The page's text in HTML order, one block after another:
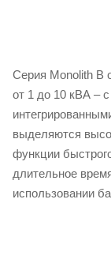
Серия Monolith B
от 1 до 10 кВА –
выделяются
функции
длительное
использовании